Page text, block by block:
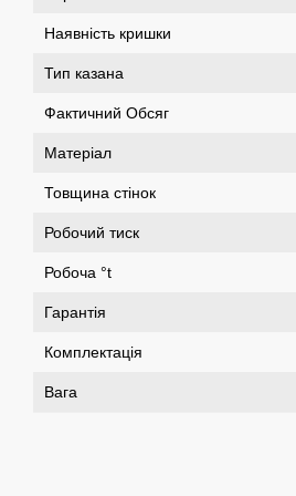
Наявність кришки
Тип казана
Фактичний Обсяг
Матеріал
Товщина стінок
Робочий тиск
Робоча °t
Гарантія
Комплектація
Вага